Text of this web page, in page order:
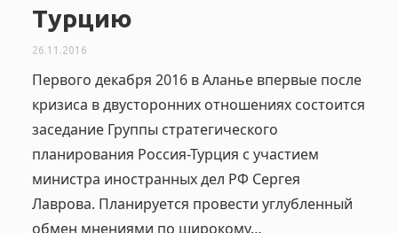
Турцию
26.11.2016
Первого декабря 2016 в Аланье впервые после
кризиса в двусторонних отношениях состоится
заседание Группы стратегического
планирования Россия-Турция с участием
министра иностранных дел РФ Сергея
Лаврова. Планируется провести углубленный
обмен мнениями по широкому…